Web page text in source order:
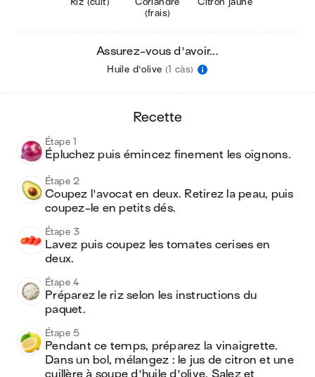
(frais)
Assurez-vous d'avoir...
Huile d'olive (1 càs)
recette
Étape 1
Épluchez puis émincez finement les oignons.
Étape 2
Coupez l'avocat en deux. Retirez la peau, puis
coupez-le en petits dés.
Étape 3
Lavez puis coupez les tomates cerises en
deux.
Étape 4
Préparez le riz selon les instructions du
paquet.
Étape 5
Pendant ce temps, préparez la vinaigrette.
Dans un bol, mélangez : le jus de citron et une
cuillère à soupe d'huile d'olive. Salez et